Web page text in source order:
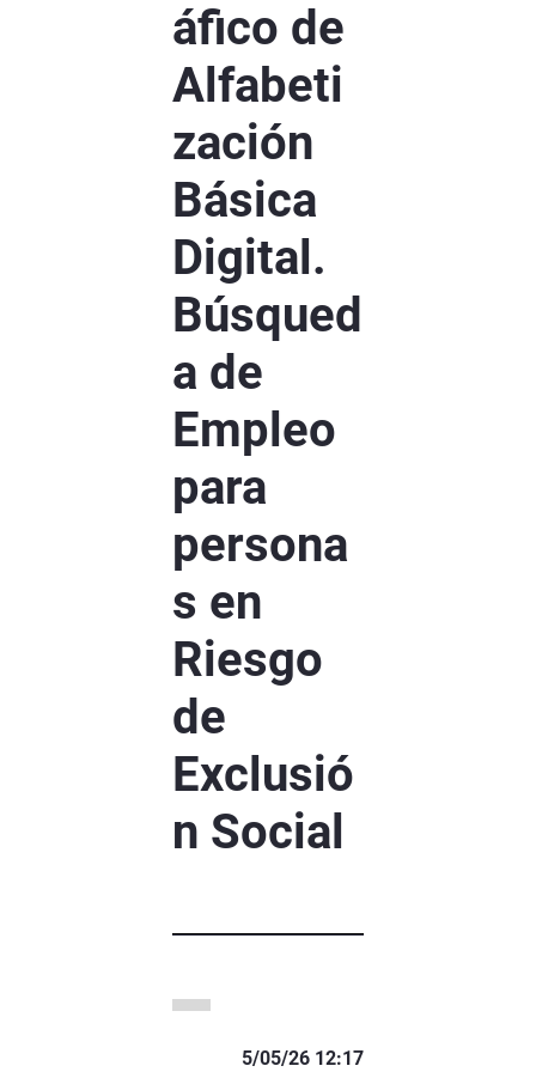
áfico de
Alfabeti
zación
Básica
Digital.
Búsqued
a de
Empleo
para
persona
s en
Riesgo
de
Exclusió
n Social
5/05/26 12:17